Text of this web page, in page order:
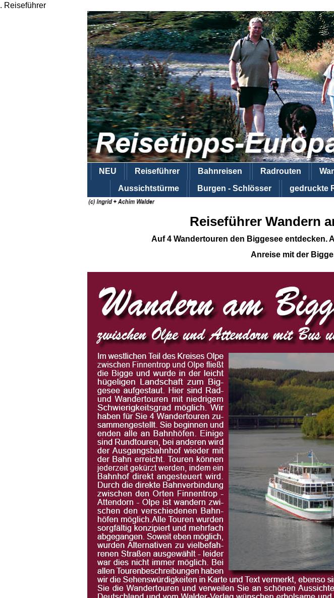
. Reiseführer
NEU Reiseführer Bahnreisen Radrouten
Aussichtstürme
Burgen - Schlösser gedruckte
Reiseführer Wandern
Auf 4 Wandertouren den Biggesee entdecken.
Anreise mit der